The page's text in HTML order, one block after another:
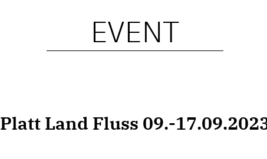
EVENT
Platt Land Fluss 09.-